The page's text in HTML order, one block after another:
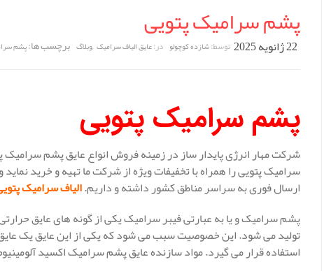
پشم سرامیک پتویی
22 ژانویه 2025 توسط:شازده کوچولو در:عایق الیاف سرامیک ,وبلاگ برچسب ها:پشم
پشم سرامیک پتویی
شرکت مهار انرژی پایدار ساز در زمینه فروش انواع عایق پشم سرامیک
سرامیک پتویی را همراه با تخفیفات ویژه از شرکت ما تهیه و خرید
ارسال فوری به سراسر مناطق کشور داشته و داریم.الیاف سرامیک
پشم سرامیک و یا به عبارتی فیبر سرامیک یکی از گونه های عایق
تولید می شود. این خصوصیت سبب می شود که یکی از این عایق یک
استفاده قرار می گیرد. مواد سازنده عایق پشم سرامیک اکسید